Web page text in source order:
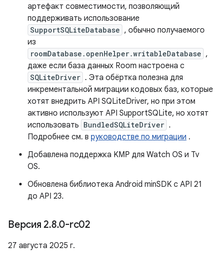
артефакт совместимости, позволяющий
поддерживать использование
SupportSQLiteDatabase , обычно получаемого
из
roomDatabase.openHelper.writableDatabase ,
даже если база данных Room настроена с
SQLiteDriver . Эта обёртка полезна для
инкрементальной миграции кодовых баз, которые
хотят внедрить API SQLiteDriver, но при этом
активно используют API SupportSQLite, но хотят
использовать BundledSQLiteDriver .
Подробнее см. в руководстве по миграции .
Добавлена ​​поддержка KMP для Watch OS и Tv
OS.
Обновлена ​​библиотека Android minSDK с API 21
до API 23.
Версия 2.8.0-rc02
27 августа 2025 г.